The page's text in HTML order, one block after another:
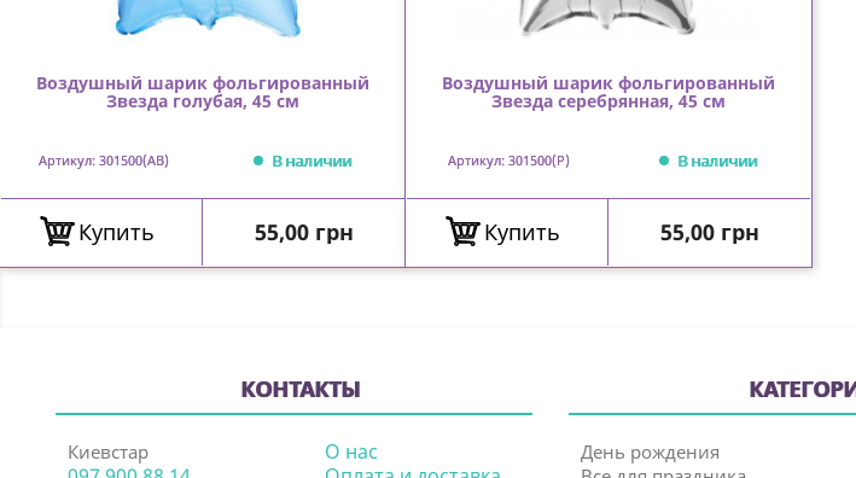
Воздушный шарик фольгированный
Звезда голубая, 45 см
Артикул: 301500(AB) В наличии
Купить Цена
55,00 грн
Воздушный шарик фольгированный
Звезда серебрянная, 45 см
Артикул: 301500(P) В наличии
Купить Цена
55,00 грн
КОНТАКТЫ
Киевстар
О нас
День рождения